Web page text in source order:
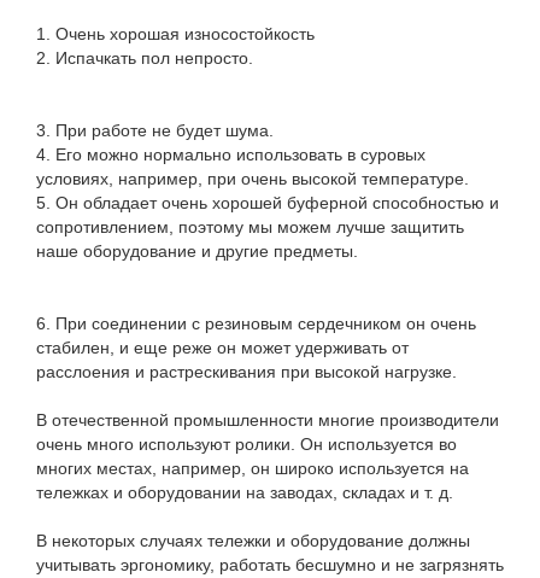
1. Очень хорошая износостойкость
2. Испачкать пол непросто.
3. При работе не будет шума.
4. Его можно нормально использовать в суровых
условиях, например, при очень высокой температуре.
5. Он обладает очень хорошей буферной способностью и
сопротивлением, поэтому мы можем лучше защитить
наше оборудование и другие предметы.
6. При соединении с резиновым сердечником он очень
стабилен, и еще реже он может удерживать от
расслоения и растрескивания при высокой нагрузке.
В отечественной промышленности многие производители
очень много используют ролики. Он используется во
многих местах, например, он широко используется на
тележках и оборудовании на заводах, складах и т. д.
В некоторых случаях тележки и оборудование должны
учитывать эргономику, работать бесшумно и не загрязнять